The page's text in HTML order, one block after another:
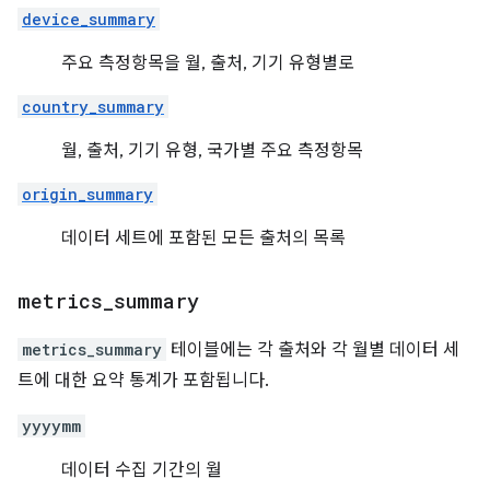
device_summary
주요 측정항목을 월, 출처, 기기 유형별로
country_summary
월, 출처, 기기 유형, 국가별 주요 측정항목
origin_summary
데이터 세트에 포함된 모든 출처의 목록
metrics summary
metrics_summary 테이블에는 각 출처와 각 월별 데이터 세
트에 대한 요약 통계가 포함됩니다.
yyyymm
데이터 수집 기간의 월